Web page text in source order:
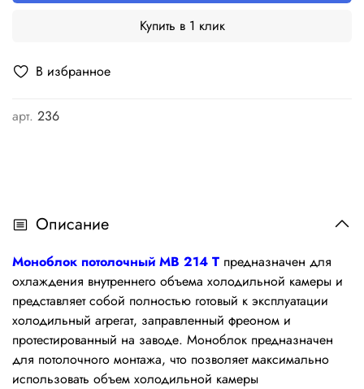
В избранное
арт. 236
Купить в 1 клик
Описание
Моноблок потолочный MB 214 Т предназначен для
охлаждения внутреннего объема холодильной камеры и
представляет собой полностью готовый к эксплуатации
холодильный агрегат, заправленный фреоном и
протестированный на заводе. Моноблок предназначен
для потолочного монтажа, что позволяет максимально
использовать объем холодильной камеры